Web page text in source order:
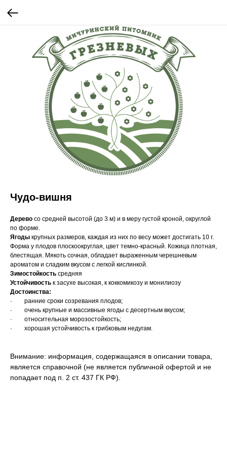
Чудо-вишня
Дерево со средней высотой (до 3 м) и в меру густой кроной, округлой
по форме.
Ягоды крупных размеров, каждая из них по весу может достигать 10 г.
Форма у плодов плоскоокруглая, цвет темно-красный. Кожица плотная,
блестящая. Мякоть сочная, обладает выраженным черешневым
ароматом и сладким вкусом с легкой кислинкой.
Зимостойкость средняя
Устойчивость к засухе высокая, к коккомикозу и монилиозу
Достоинства:
· ранние сроки созревания плодов;
· очень крупные и массивные ягоды с десертным вкусом;
· относительная морозостойкость;
· хорошая устойчивость к грибковым недугам.
Внимание: информация, содержащаяся в описании товара,
является справочной (не является публичной офертой и не
попадает под п. 2 ст. 437 ГК РФ).